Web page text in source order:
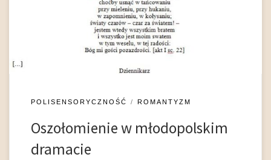
tego typu karłowatości osoby chore może cechować
dodatkowy niedorozwój płciowy przy normalnej,
niezaburzonej inteligencji. Karłowatość bywa też wynikiem
POLISENSORYCZNOŚĆ ROMANTYZM
Oszołomienie w młodopolskim
dramacie